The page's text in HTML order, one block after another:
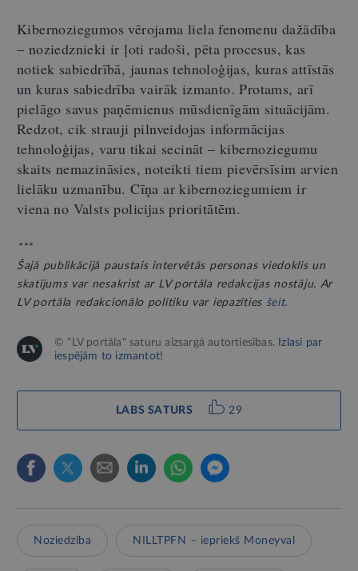
Kibernoziegumos vērojama liela fenomenu dažādība
– noziedznieki ir ļoti radoši, pēta procesus, kas
notiek sabiedrībā, jaunas tehnoloģijas, kuras attīstās
un kuras sabiedrība vairāk izmanto. Protams, arī
pielāgo savus paņēmienus mūsdienīgām situācijām.
Redzot, cik strauji pilnveidojas informācijas
tehnoloģijas, varu tikai secināt – kibernoziegumu
skaits nemazināsies, noteikti tiem pievērsīsim arvien
lielāku uzmanību. Cīņa ar kibernoziegumiem ir
viena no Valsts policijas prioritātēm.
***
Šajā publikācijā paustais intervētās personas viedoklis un
skatījums var nesakrist ar LV portāla redakcijas nostāju. Ar
LV portāla redakcionālo politiku var iepazīties šeit.
© "LV portāla" saturu aizsargā autortiesības.
Izlasi par
iespējām to izmantot!
LABS SATURS 29
Noziedzība NILLTPFN – iepriekš Moneyval